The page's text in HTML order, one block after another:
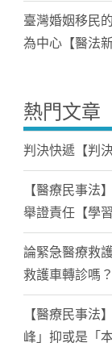
臺灣婚姻移民
為中心【醫法新
熱門文章
判決快遞【判決
【醫療民事法
舉證責任【學
論緊急醫療救
救護車轉診嗎
【醫療民事法
峰」抑或是「